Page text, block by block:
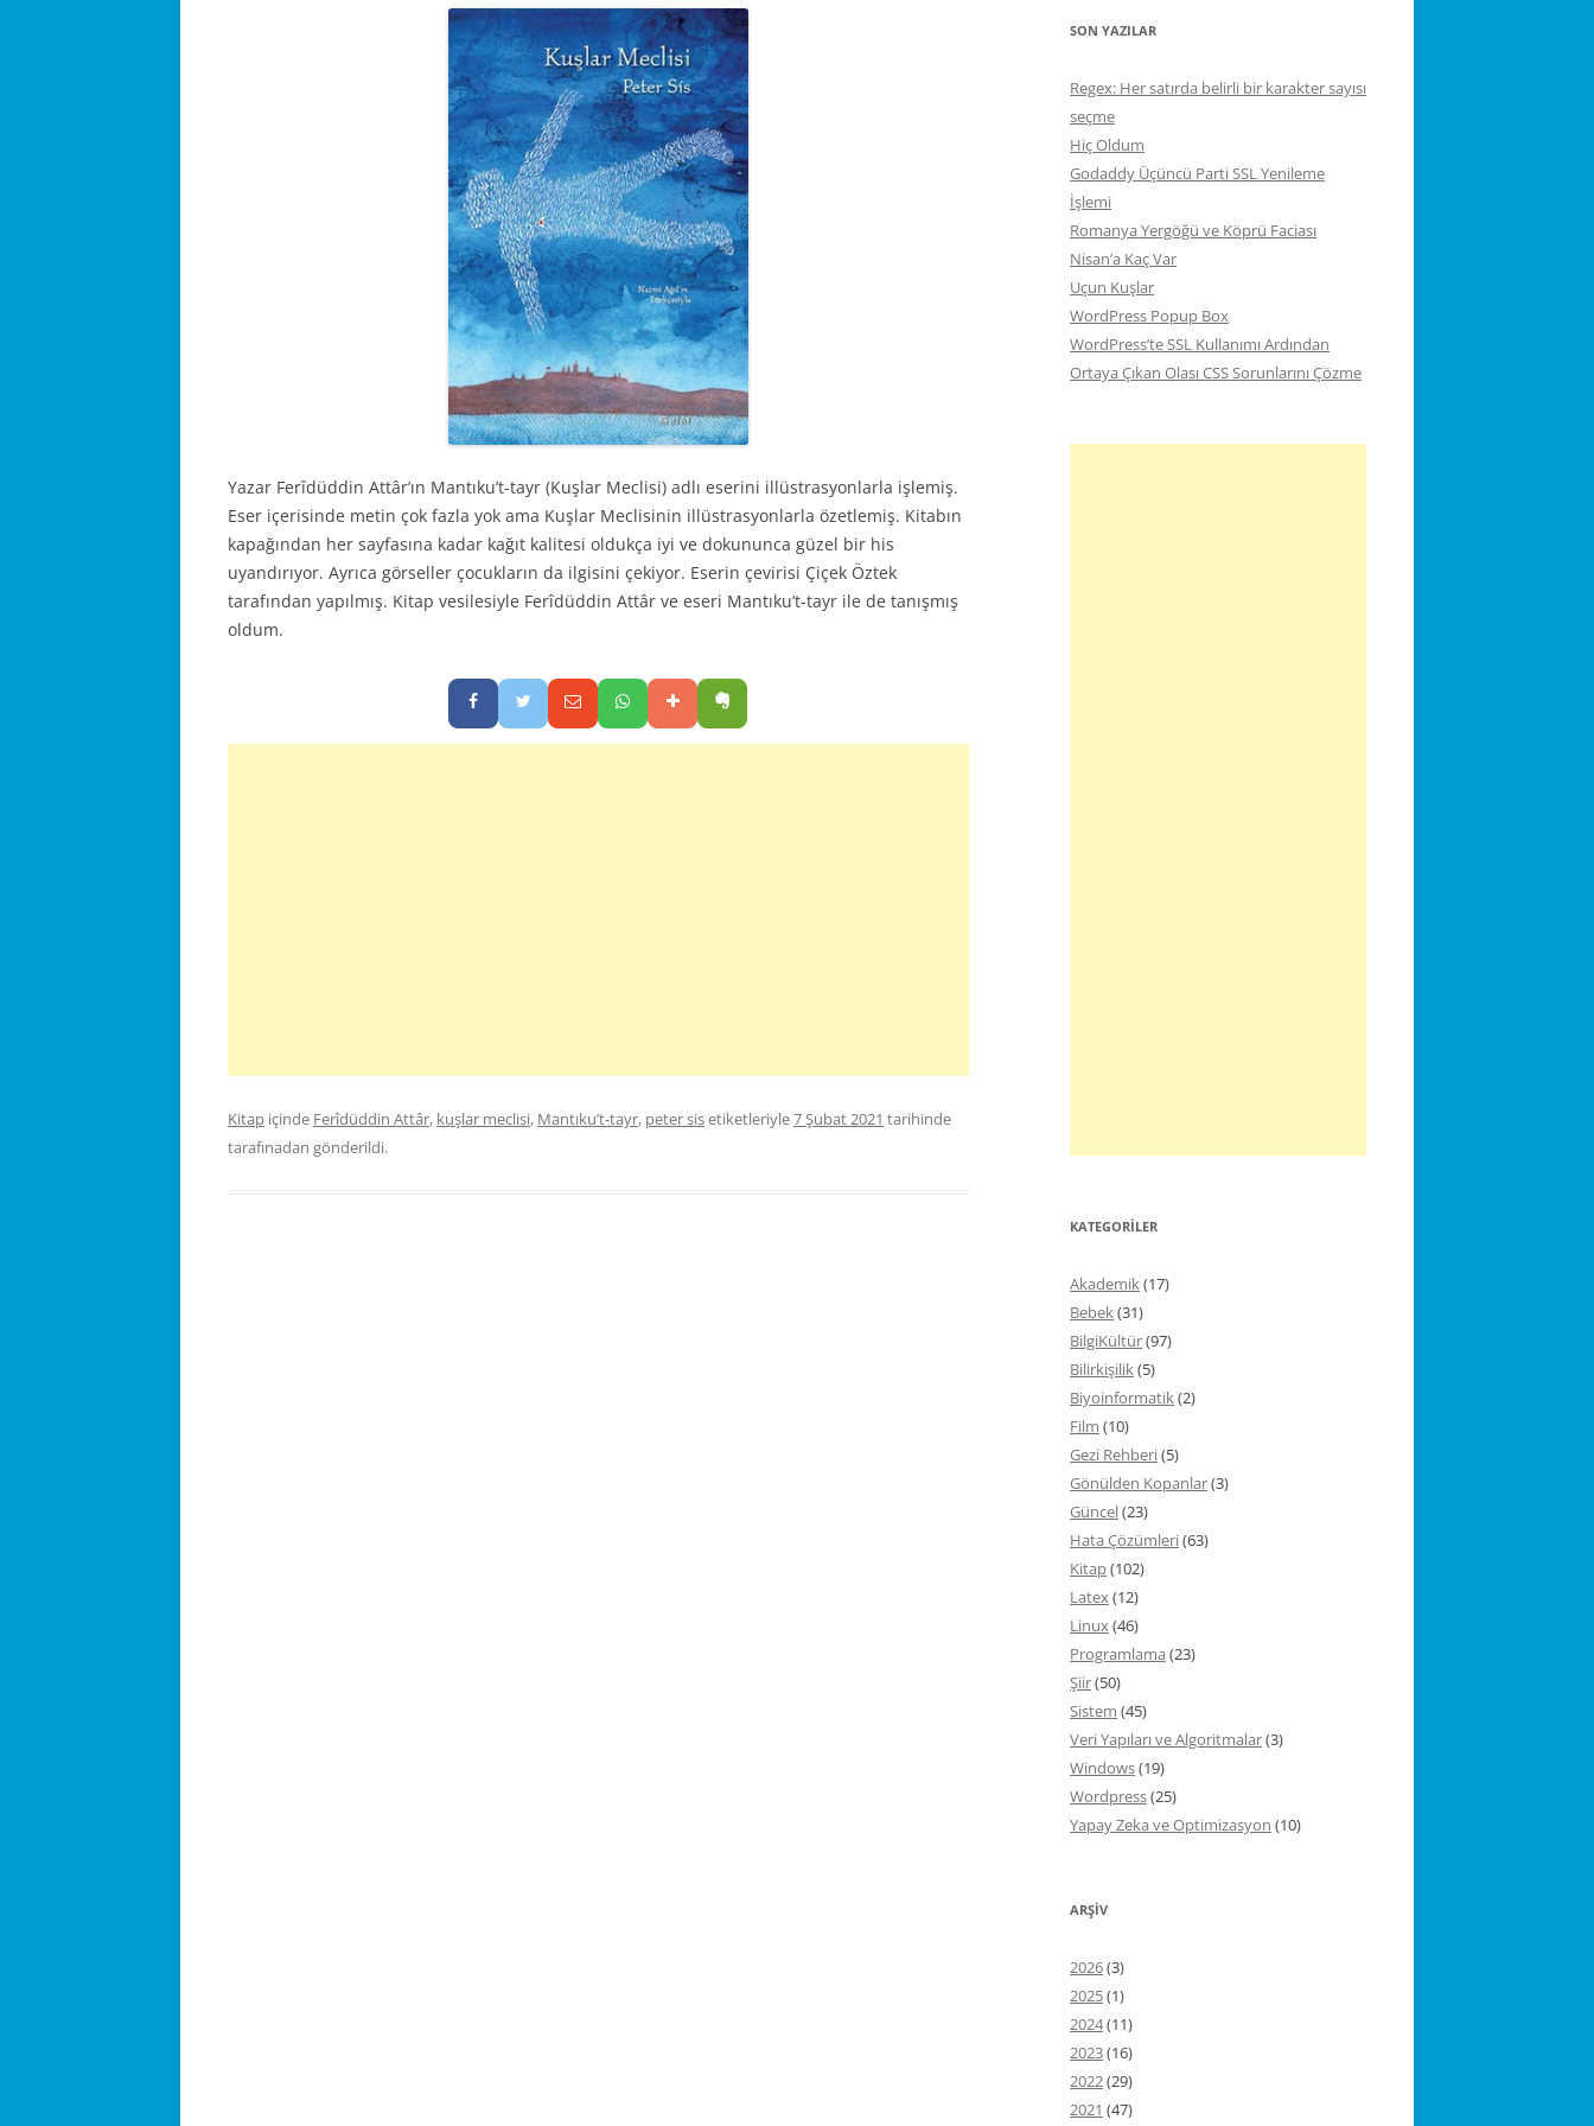
Yazar Ferîdüddin Attâr’ın Mantıku’t-tayr (Kuşlar Meclisi) adlı eserini illüstrasyonlarla işlemiş.
Eser içerisinde metin çok fazla yok ama Kuşlar Meclisinin illüstrasyonlarla özetlemiş. Kitabın
kapağından her sayfasına kadar kağıt kalitesi oldukça iyi ve dokununca güzel bir his
uyandırıyor. Ayrıca görseller çocukların da ilgisini çekiyor. Eserin çevirisi Çiçek Öztek
tarafından yapılmış. Kitap vesilesiyle Ferîdüddin Attâr ve eseri Mantıku’t-tayr ile de tanışmış
oldum.
Kitap içinde Ferîdüddin Attâr, kuşlar meclisi, Mantıku’t-tayr, peter sisetiketleriyle7 Şubat 2021 tarihinde
tarafınadan gönderildi.
SON YAZILAR
Regex: Her satırda belirli bir karakter sayısı
seçme
Hiç Oldum
Godaddy Üçüncü Parti SSL Yenileme
İşlemi
Romanya Yergöğü ve Köprü Faciası
Nisan’a Kaç Var
Uçun Kuşlar
WordPress Popup Box
WordPress’te SSL Kullanımı Ardından
Ortaya Çıkan Olası CSS Sorunlarını Çözme
KATEGORILER
Akademik(17)
Bebek(31)
BilgiKültür(97)
Bilirkişilik(5)
Biyoinformatik(2)
Film (10)
Gezi Rehberi(5)
Gönülden Kopanlar(3)
Güncel(23)
Hata Çözümleri(63)
Kitap(102)
Latex(12)
Linux(46)
Programlama (23)
Şiir(50)
Sistem (45)
Veri Yapıları ve Algoritmalar(3)
Windows(19)
Wordpress(25)
Yapay Zeka ve Optimizasyon (10)
ARŞIV
2026(3)
2025(1)
2024(11)
2023(16)
2022(29)
2021 (47)